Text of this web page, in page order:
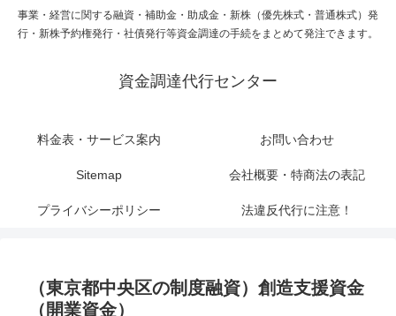
事業・経営に関する融資・補助金・助成金・新株（優先株式・普通株式）発
行・新株予約権発行・社債発行等資金調達の手続をまとめて発注できます。
資金調達代行センター
料金表・サービス案内 お問い合わせ
Sitemap 会社概要・特商法の表記
プライバシーポリシー 法違反代行に注意！
（東京都中央区の制度融資）創造支援資金
（開業資金）